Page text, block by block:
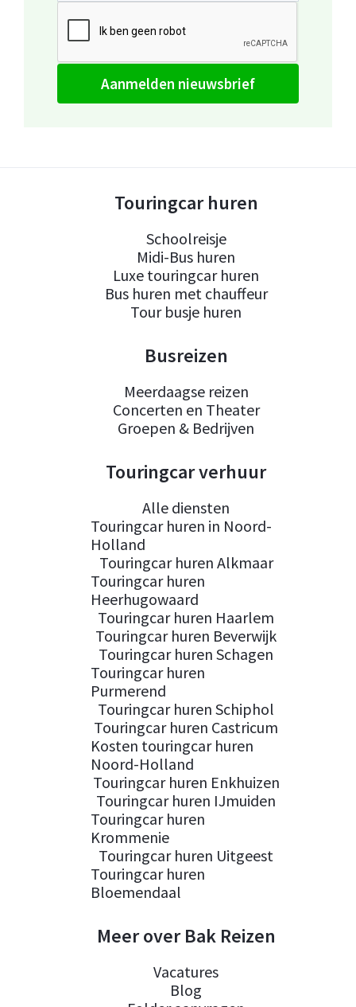
aanmelden nieuwsbrief
Touringcar huren
Schoolreisje
Midi-Bus huren
Luxe touringcar huren
Bus huren met chauffeur
Tour busje huren
Busreizen
Meerdaagse reizen
Concerten en Theater
Groepen & Bedrijven
Touringcar verhuur
Alle diensten
Touringcar huren in Noord-
Holland
Touringcar huren Alkmaar
Touringcar huren
Heerhugowaard
Touringcar huren Haarlem
Touringcar huren Beverwijk
Touringcar huren Schagen
Touringcar huren
Purmerend
Touringcar huren Schiphol
Touringcar huren Castricum
Kosten touringcar huren
Noord-Holland
Touringcar huren Enkhuizen
Touringcar huren IJmuiden
Touringcar huren
Krommenie
Touringcar huren Uitgeest
Touringcar huren
Bloemendaal
Meer over Bak Reizen
Vacatures
Blog